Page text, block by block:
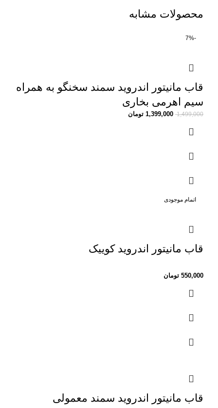
محصولات مشابه
-7%
قاب مانیتور اندروید سمند سخنگو به همراه
سیم اهرمی بخاری
1,499,000
1,399,000 تومان
اتمام موجودی
قاب مانیتور اندروید کوییک
550,000 تومان
قاب مانیتور اندروید سمند معمولی